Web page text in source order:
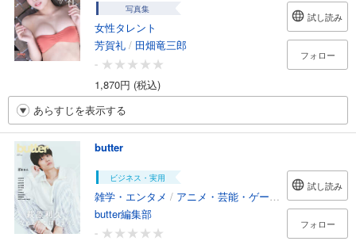
写真集
女性タレント
芳賀礼 / 田畑竜三郎
-
1,870円 (税込)
試し読み
フォロー
あらすじを表示する
butter
ビジネス・実用
雑学・エンタメ / アニメ・芸能・ゲーム攻略本
butter編集部
-
試し読み
フォロー